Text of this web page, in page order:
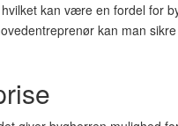
kan være en fordel for
kan man